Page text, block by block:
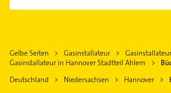
Kirchrode
Linden-Mitte
Linden-Nord
Laatzen
Isernhagen
Pattensen
Elektroinstallation
Immobilien
Immobilienmakler
Elektro Reparatur
Gelbe Seiten Gasinstallateur
Gasinstallateur in Hannover Stadtteil Ahlem
Deutschland
Niedersachsen Hannover